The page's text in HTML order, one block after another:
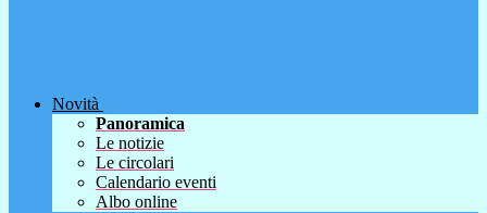
Novità
Panoramica
Le notizie
Le circolari
Calendario eventi
Albo online